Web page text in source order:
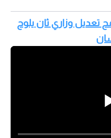
تعديل وزاري ثان يلوح